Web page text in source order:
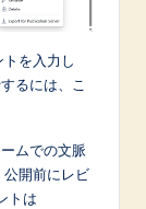
を入力し
るには、こ
ムでの文脈
開前にレビ
トは